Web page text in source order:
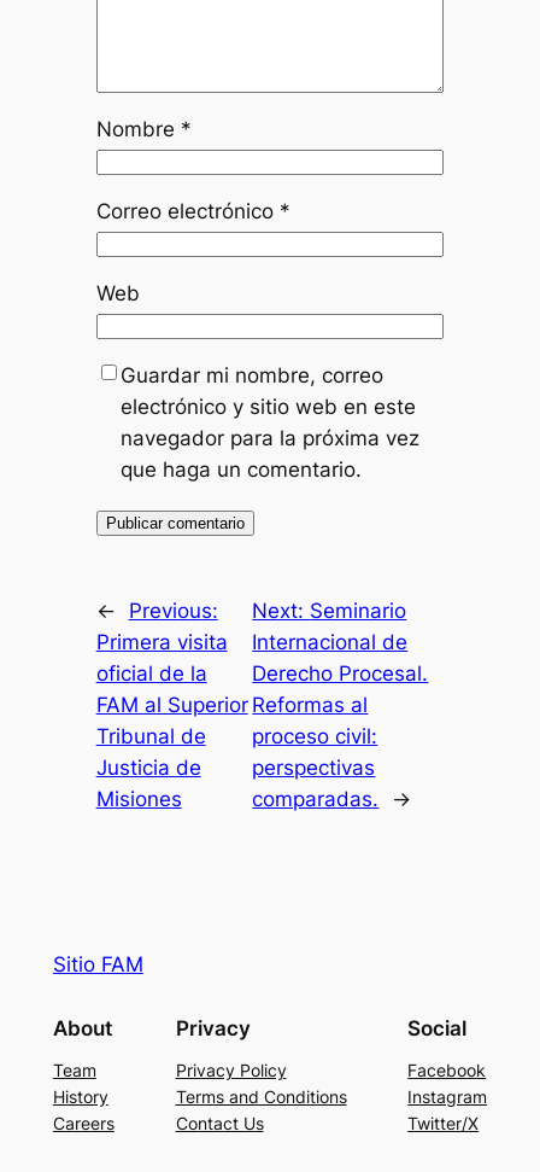
Nombre *
Correo electrónico *
Web
Guardar mi nombre, correo
electrónico y sitio web en este
navegador para la próxima vez
que haga un comentario.
←
Previous:
Primera visita
oficial de la
FAM al Superior
Tribunal de
Justicia de
Misiones
Next: Seminario
Internacional de
Derecho Procesal.
Reformas al
proceso civil:
perspectivas
comparadas.
→
Sitio FAM
About
Team
History
Careers
Privacy
Privacy Policy
Terms and Conditions
Contact Us
Social
Facebook
Instagram
Twitter/X